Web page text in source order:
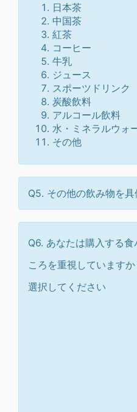
日本茶
中国茶
紅茶
コーヒー
牛乳
ジュース
スポーツドリンク
炭酸飲料
アルコール飲料
水・ミネラルウォ
その他
Q5. その他の飲み物を
Q6. あなたは購入する
ころを重視しています
選択してください